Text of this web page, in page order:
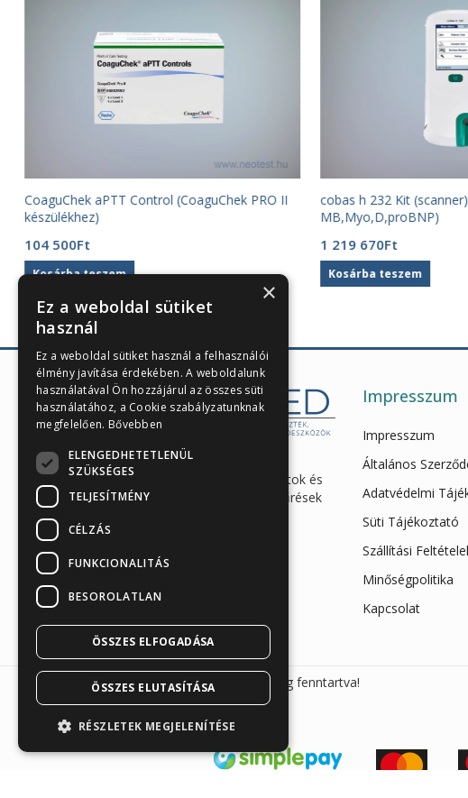
CoaguChek aPTT Control (CoaguChek PRO II
készülékhez)
104 500Ft
Kosárba teszem
cobas h 232 Kit
MB,Myo,D,proBNP)
1 219 670Ft
Kosárba teszem
Enzimes béldaganatszűrés,
hasnyálmirigy funkciós vizsgálatok és
egészségügyi gyorstesztek, szűrések
Megyeri út 26.
+36 30 865 7792
Impresszum
Impresszum
Általános
Adatvédelmi
Süti Tájékoztató
Szállítási
Minőségpolitika
Kapcsolat
Sunmed Kft. 2026 © Minden jog fenntartva!
×
Ez a weboldal sütiket
használ
Ez a weboldal sütiket használ a felhasználói
élmény javítása érdekében. A weboldalunk
használatával Ön hozzájárul az összes süti
használatához, a Cookie szabályzatunknak
megfelelően. Bővebben
ELENGEDHETETLENÜL
SZÜKSÉGES
TELJESÍTMÉNY
CÉLZÁS
FUNKCIONALITÁS
BESOROLATLAN
ÖSSZES ELFOGADÁSA
ÖSSZES ELUTASÍTÁSA
RÉSZLETEK MEGJELENÍTÉSE